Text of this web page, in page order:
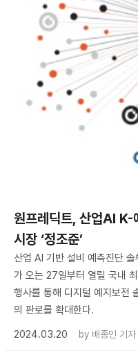
원프레딕트, 산업AI K-
시장 ‘정조준’
산업 AI 기반 설비 예측진단
가 오는 27일부터 열릴 국내
행사를 통해 디지털 예지보전
의 판로를 확대한다.
2024.03.20
by 배종인 기자